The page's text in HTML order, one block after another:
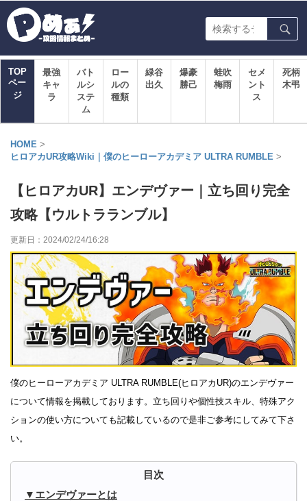
TOP
ペー
ジ
最強
キャ
ラ
バト
ルシ
ステ
ム
ロー
ルの
種類
緑谷
出久
爆豪
勝己
蛙吹
梅雨
セメ
ント
ス
死柄
木弔
HOME >
ヒロアカUR攻略Wiki｜僕のヒーローアカデミア ULTRA RUMBLE >
【ヒロアカUR】エンデヴァー｜立ち回り完全
攻略【ウルトラランブル】
更新日： 2024/02/24/16:28
僕のヒーローアカデミア ULTRA RUMBLE(ヒロアカUR)のエンデヴァー
について情報を掲載しております。立ち回りや個性技スキル、特殊アク
ションの使い方についても記載しているので是非ご参考にしてみて下さ
い。
エンデヴァーとは